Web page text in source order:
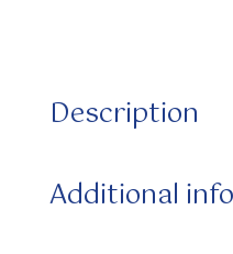
s:
w
Description
Additional